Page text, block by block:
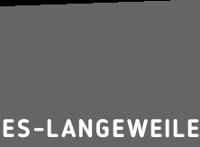
LANGEWEILE